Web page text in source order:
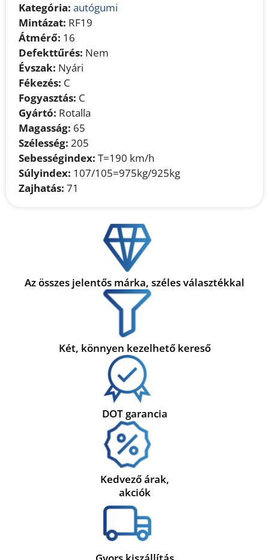
Kategória: autógumi
Mintázat: RF19
Átmérő: 16
Defekttűrés: Nem
Évszak: Nyári
Fékezés: C
Fogyasztás: C
Gyártó: Rotalla
Magasság: 65
Szélesség: 205
Sebességindex: T=190 km/h
Súlyindex: 107/105=975kg/925kg
Zajhatás: 71
Az összes jelentős márka, széles választékkal
Két, könnyen kezelhető kereső
DOT garancia
Kedvező árak,
akciók